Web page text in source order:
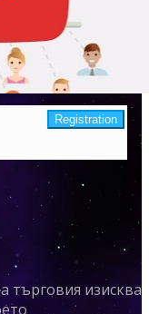
търговия изисква